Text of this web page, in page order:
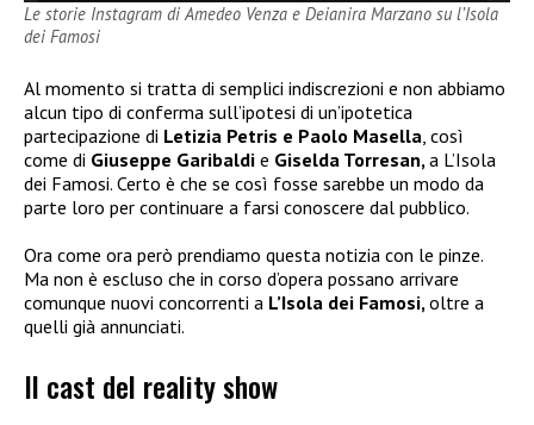
Le storie Instagram di Amedeo Venza e Deianira Marzano su l’Isola
dei Famosi
Al momento si tratta di semplici indiscrezioni e non abbiamo
alcun tipo di conferma sull’ipotesi di un’ipotetica
partecipazione di Letizia Petris e Paolo Masella , così
come di Giuseppe Garibaldi e Giselda Torresan, a L’Isola
dei Famosi. Certo è che se così fosse sarebbe un modo da
parte loro per continuare a farsi conoscere dal pubblico.
Ora come ora però prendiamo questa notizia con le pinze.
Ma non è escluso che in corso d’opera possano arrivare
comunque nuovi concorrenti a L’Isola dei Famosi, oltre a
quelli già annunciati.
Il cast del reality show